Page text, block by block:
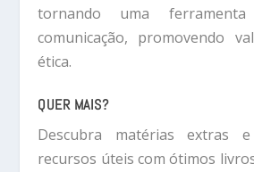
tornando uma
comunicação, promovendo
ética.
QUER MAIS?
Descubra matérias extras
recursos úteis com ótimos